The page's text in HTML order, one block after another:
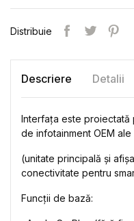
Distribuie
Descriere Detalii
Interfața este proiectată
de infotainment OEM ale
(unitate principală și
conectivitate pentru
Funcții de bază: